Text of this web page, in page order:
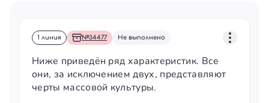
1 линия №34477 Не выполнено
Ниже приведён ряд характеристик. Все
они, за исключением двух, представляют
черты массовой культуры.